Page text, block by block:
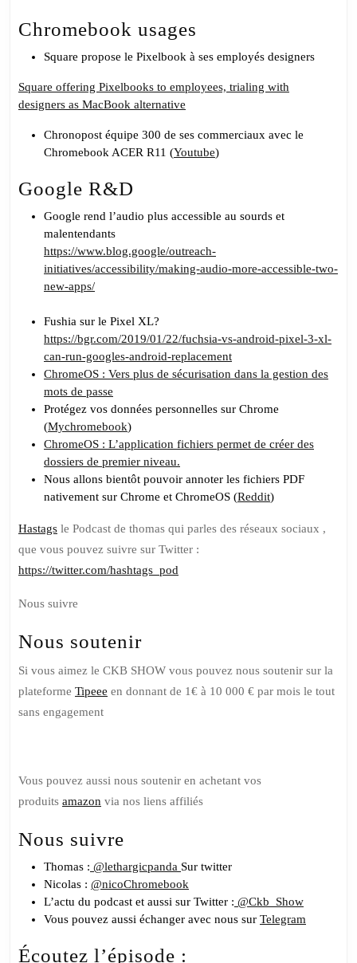
Chromebook usages
Square propose le Pixelbook à ses employés designers
Square offering Pixelbooks to employees, trialing with
designers as MacBook alternative
Chronopost équipe 300 de ses commerciaux avec le
Chromebook ACER R11 (Youtube)
Google R&D
Google rend l’audio plus accessible au sourds et
malentendants
https://www.blog.google/outreach-
initiatives/accessibility/making-audio-more-accessible-two-
new-apps/
Fushia sur le Pixel XL?
https://bgr.com/2019/01/22/fuchsia-vs-android-pixel-3-xl-
can-run-googles-android-replacement
ChromeOS : Vers plus de sécurisation dans la gestion des
mots de passe
Protégez vos données personnelles sur Chrome
(Mychromebook)
ChromeOS : L’application fichiers permet de créer des
dossiers de premier niveau.
Nous allons bientôt pouvoir annoter les fichiers PDF
nativement sur Chrome et ChromeOS (Reddit)
Hastags le Podcast de thomas qui parles des réseaux sociaux ,
que vous pouvez suivre sur Twitter :
https://twitter.com/hashtags_pod
Nous suivre
Nous soutenir
Si vous aimez le CKB SHOW vous pouvez nous soutenir sur la
plateforme Tipeee en donnant de 1€ à 10 000 € par mois le tout
sans engagement
Vous pouvez aussi nous soutenir en achetant vos
produits amazon via nos liens affiliés
Nous suivre
Thomas : @lethargicpanda Sur twitter
Nicolas : @nicoChromebook
L’actu du podcast et aussi sur Twitter : @Ckb_Show
Vous pouvez aussi échanger avec nous sur Telegram
Écoutez l’épisode :